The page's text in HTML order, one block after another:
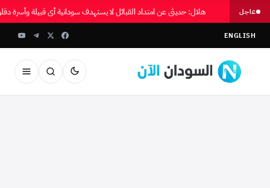
عاجل هلال: حديثي عن امتداد القبائل لا يستهدف سودانية أي قبيلة وأسرة
ENGLISH